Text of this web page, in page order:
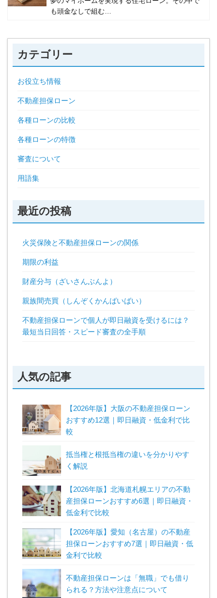
も頭金なしで組む…
カテゴリー
お役立ち情報
不動産担保ローン
各種ローンの比較
各種ローンの特徴
審査について
用語集
最近の投稿
火災保険と不動産担保ローンの関係
期限の利益
財産分与（ざいさんぶんよ）
親族間売買（しんぞくかんばいばい）
不動産担保ローンで個人が即日融資を受けるには？
最短当日回答・スピード審査の全手順
人気の記事
【2026年版】大阪の不動産担保ローン
おすすめ12選｜即日融資・低金利で比
較
抵当権と根抵当権の違いを分かりやす
く解説
【2026年版】北海道札幌エリアの不動
産担保ローンおすすめ6選｜即日融資・
低金利で比較
【2026年版】愛知（名古屋）の不動産
担保ローンおすすめ7選｜即日融資・低
金利で比較
不動産担保ローンは「無職」でも借り
られる？方法や注意点について